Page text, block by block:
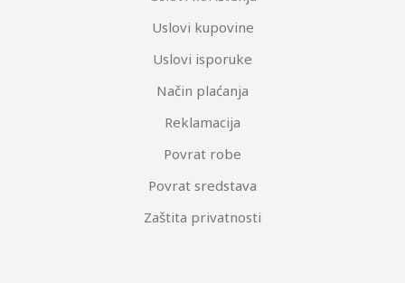
Uslovi kupovine
Uslovi isporuke
Način plaćanja
Reklamacija
Povrat robe
Povrat sredstava
Zaštita privatnosti